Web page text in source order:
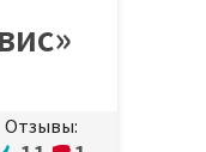
Отзывы: